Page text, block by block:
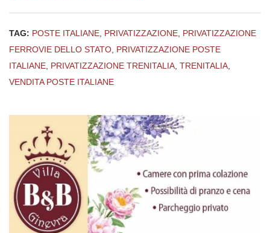
TAG: POSTE ITALIANE, PRIVATIZZAZIONE, PRIVATIZZAZIONE
FERROVIE DELLO STATO, PRIVATIZZAZIONE POSTE
ITALIANE, PRIVATIZZAZIONE TRENITALIA, TRENITALIA,
VENDITA POSTE ITALIANE